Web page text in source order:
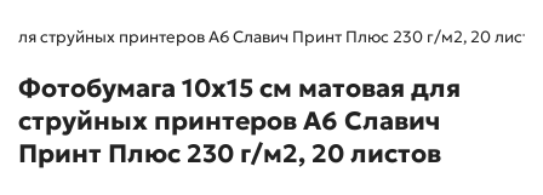
для струйных принтеров А6 Славич Принт Плюс 230 г/м2, 20
Фотобумага 10х15 см матовая для
струйных принтеров А6 Славич
Принт Плюс 230 г/м2, 20 листов